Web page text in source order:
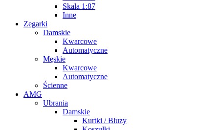
Skala 1:87
Inne
Zegarki
Damskie
Kwarcowe
Automatyczne
Męskie
Kwarcowe
Automatyczne
Ścienne
AMG
Ubrania
Damskie
Kurtki / Bluzy